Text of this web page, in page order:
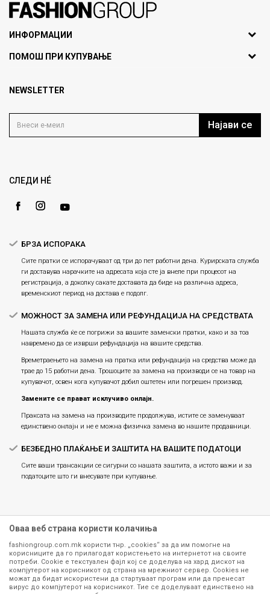
ИНФОРМАЦИИ
За нас
Продавници
Блог
Gift Card
ПОМОШ ПРИ КУПУВАЊЕ
Политика на приватност
Како да купите
Замена и рефундација на производи
NEWSLETTER
Најави се
СЛЕДИ НÉ
БРЗА ИСПОРАКА
Сите пратки се испорачуваат од три до пет работни дена. Курирската служба
ги доставува нарачките на адресата која сте ја внеле при процесот на
регистрација, а доколку сакате доставата да биде на различна адреса,
временскиот период на достава е подолг.
МОЖНОСТ ЗА ЗАМЕНА ИЛИ РЕФУНДАЦИЈА НА СРЕДСТВАТА
Нашата служба ќе се погрижи за вашите заменски пратки, како и за тоа
навремено да се изврши рефундација на вашите средства.
Времетраењето на замена на пратка или рефундацијa на средства може да
трае до 15 работни дена. Трошоците за замена на производи се на товар на
купувачот, освен кога купувачот добил оштетен или погрешен производ.
Замените се прават исклучиво онлајн.
Праксата на замена на производите продолжува, истите се заменуваат
единствено онлајн и не е можна физичка замена во нашите продавници.
БЕЗБЕДНО ПЛАЌАЊЕ И ЗАШТИТА НА ВАШИТЕ ПОДАТОЦИ
Сите ваши трансакции се сигурни со нашата заштита, а истото важи и за
податоците што ги внесувате при купување.
Сите информации околу производите кои се изложени на нашата
Оваа веб страна користи колачиња
fashiongroup.com.mk користи тнр. „cookies“ за да им помогне на
корисниците да го прилагодат користењето на интернетот на своите
потреби. Cookie е текстуален фајл кој се доделува на хард дискот на
компјутерот на корисникот од страна на мрежниот сервер. Cookies не
можат да бидат искористени да стартуваат програм или да пренесат
вирус до компјутерот на корисникот. Тие се доделуваат единствено на